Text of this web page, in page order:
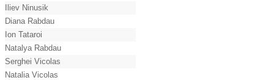
Iliev Ninusik
Diana Rabdau
Ion Tataroi
Natalya Rabdau
Serghei Vicolas
Natalia Vicolas